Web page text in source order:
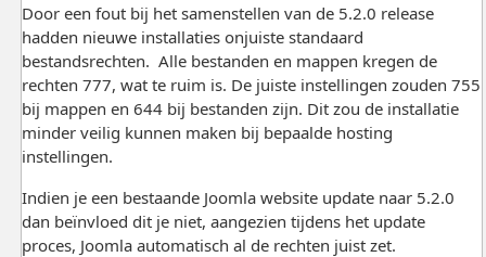
Door een fout bij het samenstellen van de 5.2.0 release
hadden nieuwe installaties onjuiste standaard
bestandsrechten. Alle bestanden en mappen kregen de
rechten 777, wat te ruim is. De juiste instellingen zouden 755
bij mappen en 644 bij bestanden zijn. Dit zou de installatie
minder veilig kunnen maken bij bepaalde hosting
instellingen.
Indien je een bestaande Joomla website update naar 5.2.0
dan beïnvloed dit je niet, aangezien tijdens het update
proces, Joomla automatisch al de rechten juist zet.